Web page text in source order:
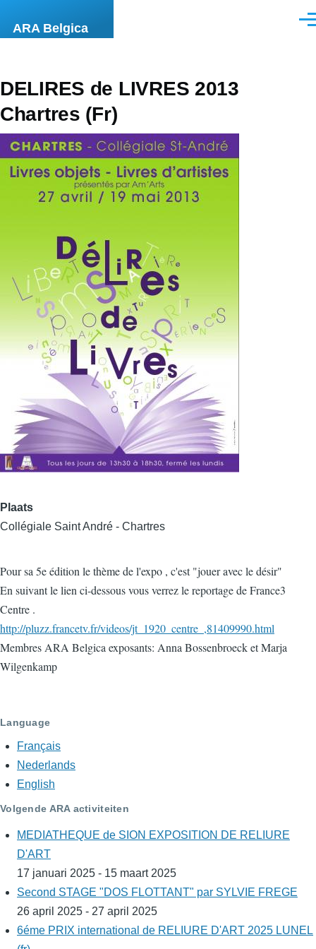
ARA Belgica
DELIRES de LIVRES 2013
Chartres (Fr)
Plaats
Collégiale Saint André - Chartres
Pour sa 5e édition le thème de l'expo , c'est "jouer avec le désir"
En suivant le lien ci-dessous vous verrez le reportage de France3
Centre .
http://pluzz.francetv.fr/videos/jt_1920_centre_,81409990.html
Membres ARA Belgica exposants: Anna Bossenbroeck et Marja
Wilgenkamp
Language
Français
Nederlands
English
Volgende ARA activiteiten
MEDIATHEQUE de SION EXPOSITION DE RELIURE
D'ART
17 januari 2025 - 15 maart 2025
Second STAGE "DOS FLOTTANT" par SYLVIE FREGE
26 april 2025 - 27 april 2025
6éme PRIX international de RELIURE D'ART 2025 LUNEL